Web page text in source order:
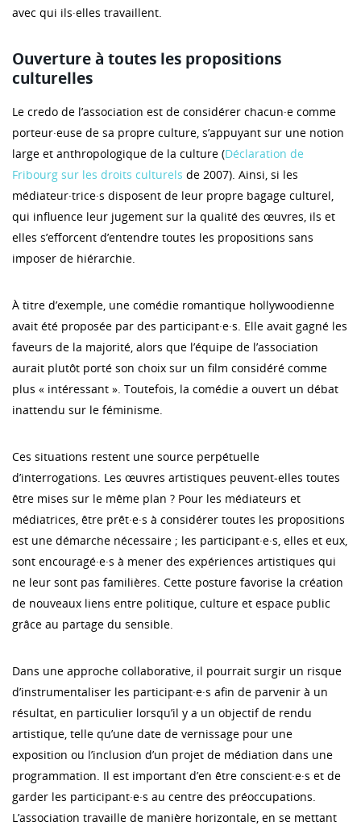
avec qui ils·elles travaillent.
Ouverture à toutes les propositions
culturelles
Le credo de l’association est de considérer chacun·e comme
porteur·euse de sa propre culture, s’appuyant sur une notion
large et anthropologique de la culture (Déclaration de
Fribourg sur les droits culturels de 2007). Ainsi, si les
médiateur·trice·s disposent de leur propre bagage culturel,
qui influence leur jugement sur la qualité des œuvres, ils et
elles s’efforcent d’entendre toutes les propositions sans
imposer de hiérarchie.
À titre d’exemple, une comédie romantique hollywoodienne
avait été proposée par des participant·e·s. Elle avait gagné les
faveurs de la majorité, alors que l’équipe de l’association
aurait plutôt porté son choix sur un film considéré comme
plus « intéressant ». Toutefois, la comédie a ouvert un débat
inattendu sur le féminisme.
Ces situations restent une source perpétuelle
d’interrogations. Les œuvres artistiques peuvent-elles toutes
être mises sur le même plan ? Pour les médiateurs et
médiatrices, être prêt·e·s à considérer toutes les propositions
est une démarche nécessaire ; les participant·e·s, elles et eux,
sont encouragé·e·s à mener des expériences artistiques qui
ne leur sont pas familières. Cette posture favorise la création
de nouveaux liens entre politique, culture et espace public
grâce au partage du sensible.
Dans une approche collaborative, il pourrait surgir un risque
d’instrumentaliser les participant·e·s afin de parvenir à un
résultat, en particulier lorsqu’il y a un objectif de rendu
artistique, telle qu’une date de vernissage pour une
exposition ou l’inclusion d’un projet de médiation dans une
programmation. Il est important d’en être conscient·e·s et de
garder les participant·e·s au centre des préoccupations.
L’association travaille de manière horizontale, en se mettant